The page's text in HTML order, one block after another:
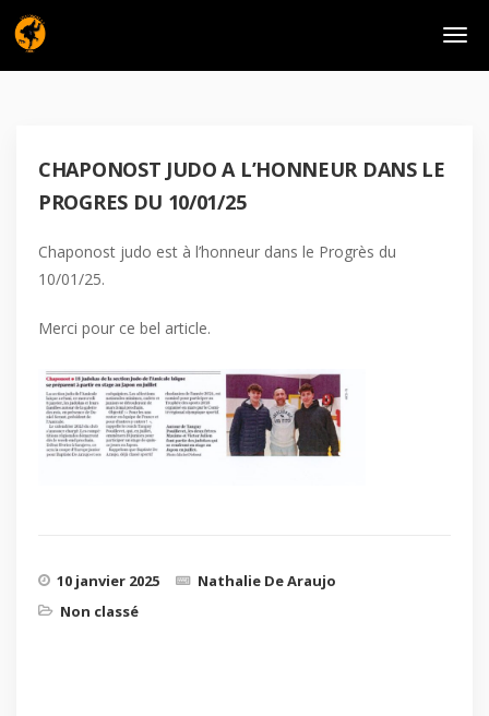
CHAPONOST JUDO A L’HONNEUR DANS LE
PROGRES DU 10/01/25
Chaponost judo est à l’honneur dans le Progrès du
10/01/25.
Merci pour ce bel article.
10 janvier 2025
Nathalie De Araujo
Non classé